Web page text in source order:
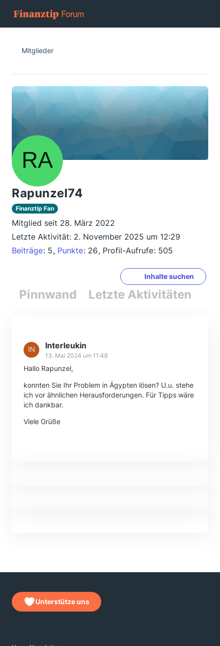
Mitglieder
Rapunzel74
Finanztip Fan
Mitglied seit 28. März 2022
Letzte Aktivität: 2. November 2025 um 12:29
Beiträge 5 Punkte 26 Profil-Aufrufe 505
Inhalte suchen
Pinnwand Letzte Aktivitäten
Interleukin
13. Mai 2024 um 11:48
Hallo Rapunzel,
konnten Sie Ihr Problem in Ägypten lösen? U.u. stehe
ich vor ähnlichen Herausforderungen. Für Tipps wäre
ich dankbar.
Viele Grüße
Unterstütze uns